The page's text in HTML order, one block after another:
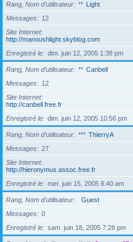
Rang, Nom d’utilisateur ** Light
Messages
12
Site Internet
http://manoushlight.skyblog.com
Enregistré le
dim. juin 12, 2005 1:38 pm
Rang, Nom d’utilisateur ** Canbell
Messages
12
Site Internet
http://canbell.free.fr
Enregistré le
dim. juin 12, 2005 10:56 pm
Rang, Nom d’utilisateur *** ThierryA
Messages
27
Site Internet
http://hieronymus.assoc.free.fr
Enregistré le
mer. juin 15, 2005 8:40 am
Rang, Nom d’utilisateur
Guest
Messages
0
Enregistré le
sam. juin 18, 2005 7:28 pm